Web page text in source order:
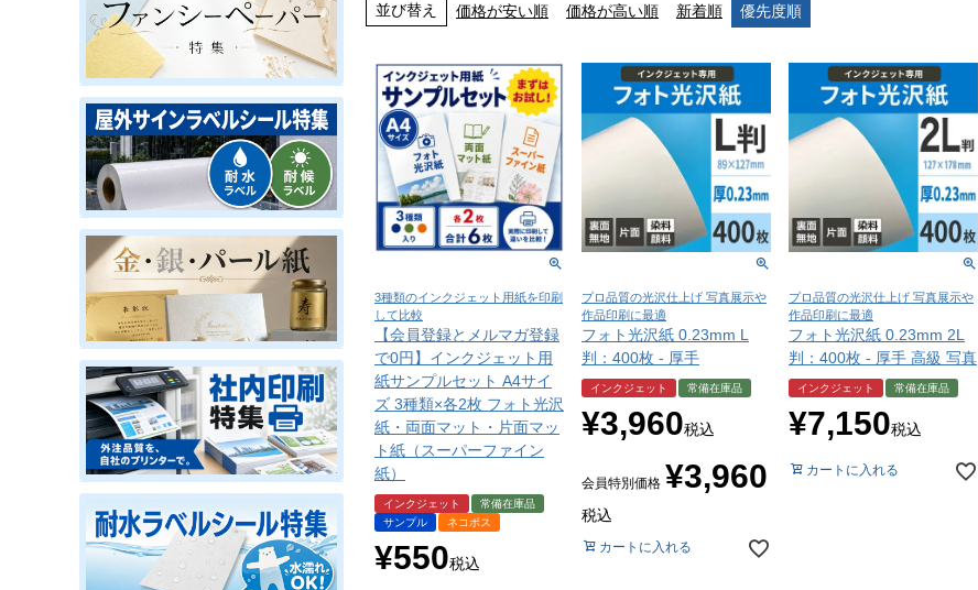
並び替え 価格が安い順 価格が高い順 新着順 優先度順
3種類のインクジェット用紙を印刷
して比較
【会員登録とメルマガ登録
で0円】インクジェット用
紙サンプルセット A4サイ
ズ 3種類×各2枚 フォト光沢
紙・両面マット・片面マッ
ト紙（スーパーファイン
紙）
インクジェット
常備在庫品
サンプル
ネコポス
¥550税込
プロ品質の光沢仕上げ 写真展示や
作品印刷に最適
フォト光沢紙 0.23mm L
判：400枚 - 厚手
インクジェット 常備在庫品
¥3,960税込
会員特別価格 ¥3,960
税込
カートに入れる
プロ品質の光沢仕上げ 写真展示や
作品印刷に最適
フォト光沢紙 0.23mm 2L
判：400枚 - 厚手 高級 写真
インクジェット 常備在庫品
¥7,150税込
カートに入れる